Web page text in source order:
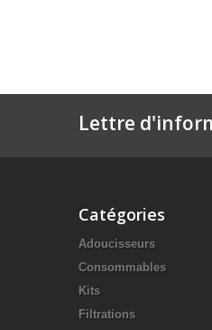
Lettre
Catégories
Adoucisseurs
Consommables
Kits
Filtrations